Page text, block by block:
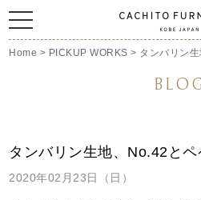
Home > PICKUP WORKS > タンバリン
タンバリン生地、No.42と
2020年02月23日（日）